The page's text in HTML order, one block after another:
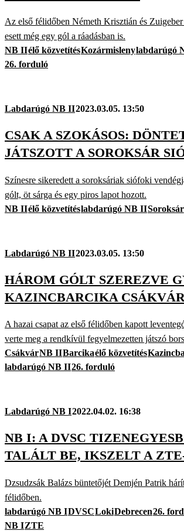
Az első félidőben Németh Krisztián és
esett még egy gól a ráadásban is.
NB IIélő közvetítésKozármislenylabdarúgó
26. forduló
Labdarúgó NB II2023.03.05. 13:50
CSAK A SZOKÁSOS:
JÁTSZOTT A SOROKSÁR
Színesre sikeredett a soroksáriak siófoki
gólt, öt sárga és egy piros lapot hozott.
NB IIélő közvetítéslabdarúgó NB IISoroksár
Labdarúgó NB II2023.03.05. 13:50
HÁROM GÓLT SZEREZVE
KAZINCBARCIKA
A hazai csapat az első félidőben kapott
verte meg a rendkívül fegyelmezetten játszó
CsákvárNB IIBarcikaélő közvetítés
labdarúgó NB II26. forduló
Labdarúgó NB I2022.04.02. 16:38
NB I: A DVSC
TALÁLT BE, IKSZELT A
Dzsudzsák Balázs büntetőjét Demjén Patrik
félidőben.
labdarúgó NB IDVSCLokiDebrecen26.
NB IZTE